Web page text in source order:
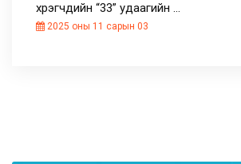
хүрэгчдийн “33” удаагийн …
2025 оны 11 сарын 03